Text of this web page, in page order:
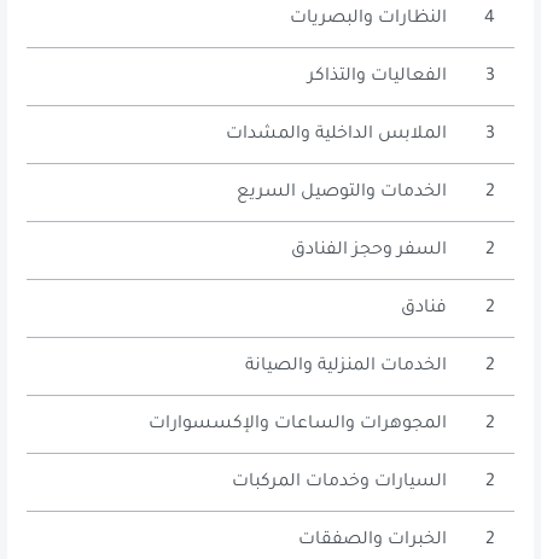
النظارات والبصريات 4
الفعاليات والتذاكر 3
الملابس الداخلية والمشدات 3
الخدمات والتوصيل السريع 2
السفر وحجز الفنادق 2
فنادق 2
الخدمات المنزلية والصيانة 2
المجوهرات والساعات والإكسسوارات 2
السيارات وخدمات المركبات 2
الخبرات والصفقات 2